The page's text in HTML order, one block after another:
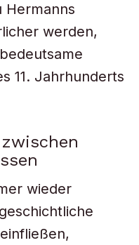
Hermanns
werden,
11. Jahrhunderts
wieder